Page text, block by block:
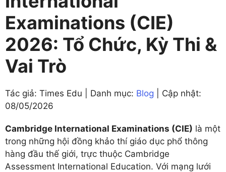
Examinations (CIE)
2026: Tổ Chức, Kỳ Thi &
Vai Trò
Tác giả: Times Edu | Danh mục: Blog | Cập nhật:
08/05/2026
Cambridge International Examinations (CIE) là một
trong những hội đồng khảo thí giáo dục phổ thông
hàng đầu thế giới, trực thuộc Cambridge
Assessment International Education. Với mạng lưới